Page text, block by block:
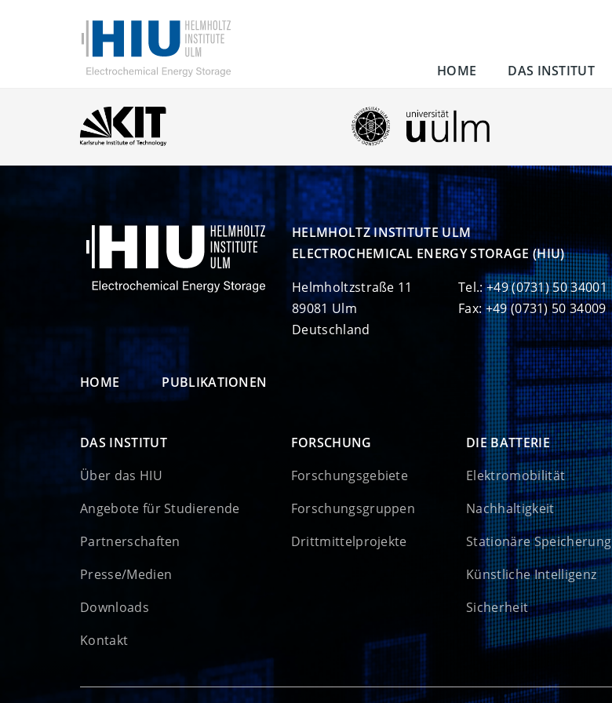
HOME DAS INSTITUT
HELMHOLTZ INSTITUTE ULM
ELECTROCHEMICAL ENERGY STORAGE (HIU)
Helmholtzstraße 11
89081 Ulm
Deutschland
Tel.: +49 (0731) 50 34001
Fax: +49 (0731) 50 34009
HOME PUBLIKATIONEN
DAS INSTITUT
Über das HIU
Angebote für Studierende
Partnerschaften
Presse/Medien
Downloads
Kontakt
FORSCHUNG
Forschungsgebiete
Forschungsgruppen
Drittmittelprojekte
DIE BATTERIE
Elektromobilität
Nachhaltigkeit
Stationäre Speicherung
Künstliche Intelligenz
Sicherheit